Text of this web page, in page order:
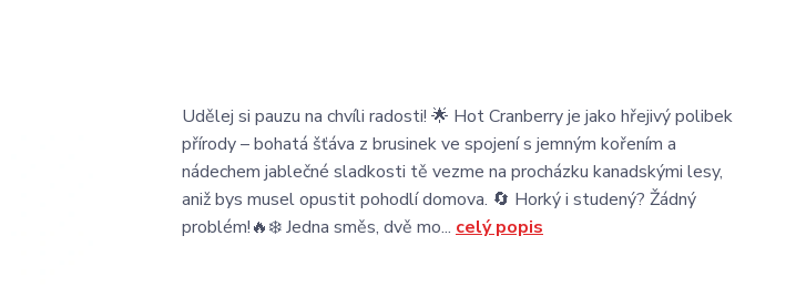
Udělej si pauzu na chvíli radosti! 🌟 Hot Cranberry je jako hřejivý polibek
přírody – bohatá šťáva z brusinek ve spojení s jemným kořením a
nádechem jablečné sladkosti tě vezme na procházku kanadskými lesy,
aniž bys musel opustit pohodlí domova. 🔄 Horký i studený? Žádný
problém!🔥❄️ Jedna směs, dvě mo... celý popis